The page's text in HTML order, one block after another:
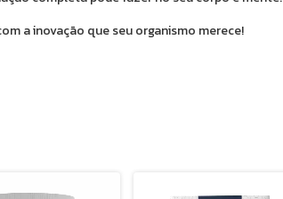
a inovação que seu organismo merece!